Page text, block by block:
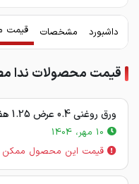
داشبورد مشخصات قیمت
قیمت محصولات ندا
ورق روغنی 0.4 عرض 1.25 هفت الماس
قیمت این محصول ممکن